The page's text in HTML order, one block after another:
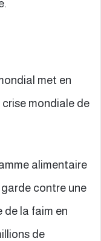
met en
mondiale de
alimentaire
contre une
la faim en
de